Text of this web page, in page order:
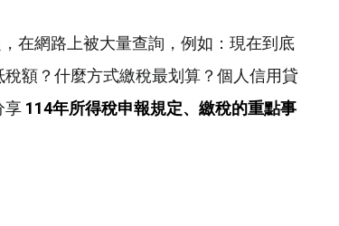
在網路上被大量查詢，例如：現在到底
額？什麼方式繳稅最划算？個人信用貸
享 114年所得稅申報規定、繳稅的重點事